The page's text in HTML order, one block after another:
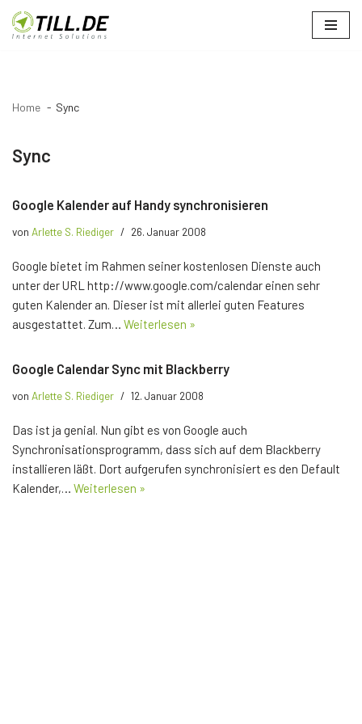
Zum
Home Sync
Sync
Google Kalender auf Handy synchronisieren
von Arlette S. Riediger 26. Januar 2008
Google bietet im Rahmen seiner kostenlosen Dienste auch
unter der URL http://www.google.com/calendar einen sehr
guten Kalender an. Dieser ist mit allerlei guten Features
ausgestattet. Zum… Weiterlesen »
Google Calendar Sync mit Blackberry
von Arlette S. Riediger 12. Januar 2008
Das ist ja genial. Nun gibt es von Google auch
Synchronisationsprogramm, dass sich auf dem Blackberry
installieren läßt. Dort aufgerufen synchronisiert es den Default
Kalender,… Weiterlesen »